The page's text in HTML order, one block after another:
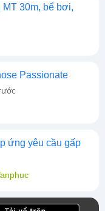
30m, bể bơi,
Passionate
ứng yêu cầu gấp